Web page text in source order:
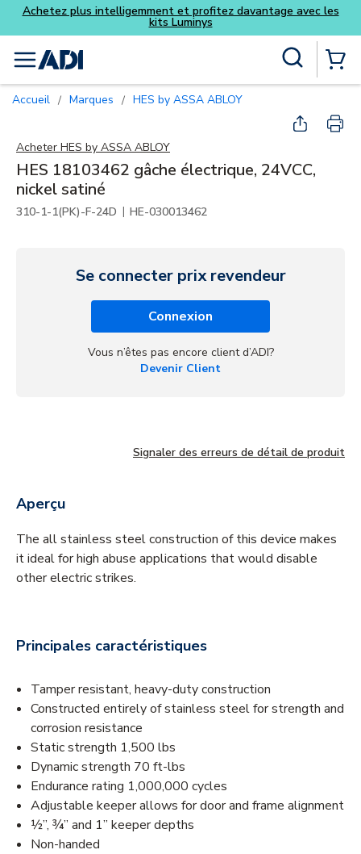
Skip to main content
avec les
menu
Accueil / Marques / HES by ASSA ABLOY
Acheter HES by ASSA ABLOY
HES 18103462 gâche électrique, 24VCC,
nickel satiné
310-1-1(PK)-F-24D | HE-030013462
Se connecter prix revendeur
Connexion
Vous n’êtes pas encore client d’ADI?
Devenir Client
Signaler des erreurs de détail de produit
Aperçu
The all stainless steel construction of this device makes
it ideal for high abuse applications that would disable
other electric strikes.
Principales caractéristiques
Tamper resistant, heavy-duty construction
Constructed entirely of stainless steel for strength and
corrosion resistance
Static strength 1,500 lbs
Dynamic strength 70 ft-lbs
Endurance rating 1,000,000 cycles
Adjustable keeper allows for door and frame alignment
½”, ¾” and 1” keeper depths
Non-handed